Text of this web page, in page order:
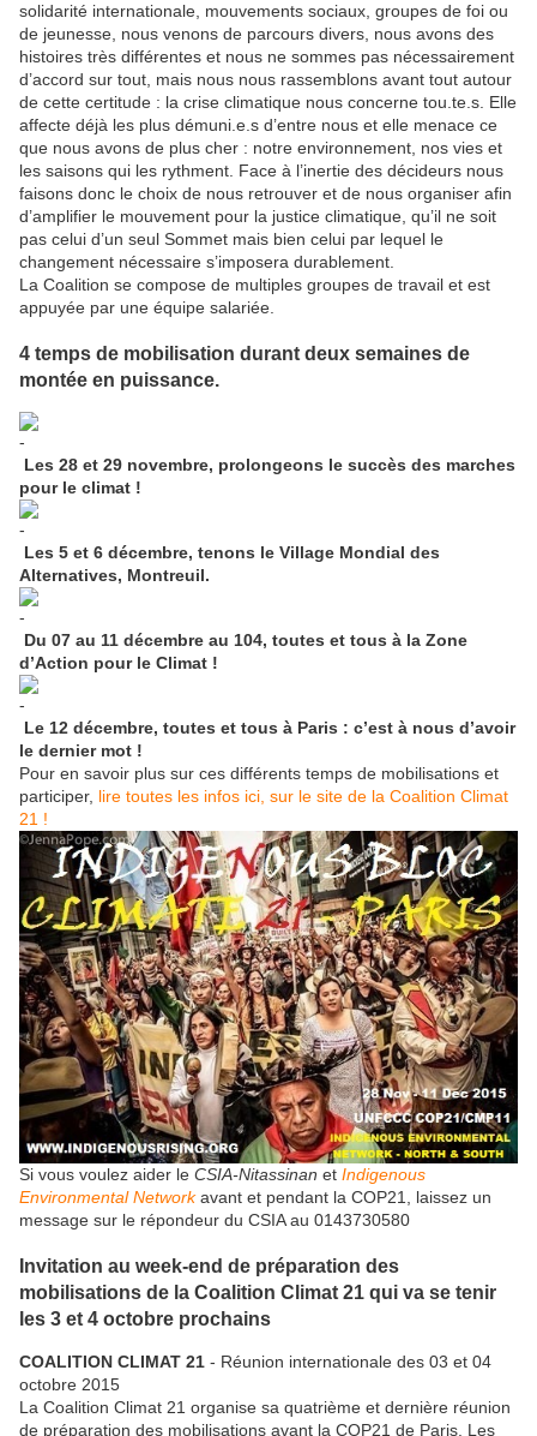
solidarité internationale, mouvements sociaux, groupes de foi ou
de jeunesse, nous venons de parcours divers, nous avons des
histoires très différentes et nous ne sommes pas nécessairement
d’accord sur tout, mais nous nous rassemblons avant tout autour
de cette certitude : la crise climatique nous concerne tou.te.s. Elle
affecte déjà les plus démuni.e.s d’entre nous et elle menace ce
que nous avons de plus cher : notre environnement, nos vies et
les saisons qui les rythment. Face à l’inertie des décideurs nous
faisons donc le choix de nous retrouver et de nous organiser afin
d’amplifier le mouvement pour la justice climatique, qu’il ne soit
pas celui d’un seul Sommet mais bien celui par lequel le
changement nécessaire s’imposera durablement.
La Coalition se compose de multiples groupes de travail et est
appuyée par une équipe salariée.
4 temps de mobilisation durant deux semaines de
montée en puissance.
Les 28 et 29 novembre, prolongeons le succès des marches
pour le climat !
Les 5 et 6 décembre, tenons le Village Mondial des
Alternatives, Montreuil.
Du 07 au 11 décembre au 104, toutes et tous à la Zone
d’Action pour le Climat !
Le 12 décembre, toutes et tous à Paris : c’est à nous d’avoir
le dernier mot !
Pour en savoir plus sur ces différents temps de mobilisations et
participer, lire toutes les infos ici, sur le site de la Coalition Climat
21 !
Si vous voulez aider le CSIA-Nitassinan et Indigenous
Environmental Network avant et pendant la COP21, laissez un
message sur le répondeur du CSIA au 0143730580
Invitation au week-end de préparation des
mobilisations de la Coalition Climat 21 qui va se tenir
les 3 et 4 octobre prochains
COALITION CLIMAT 21 - Réunion internationale des 03 et 04
octobre 2015
La Coalition Climat 21 organise sa quatrième et dernière réunion
de préparation des mobilisations avant la COP21 de Paris. Les